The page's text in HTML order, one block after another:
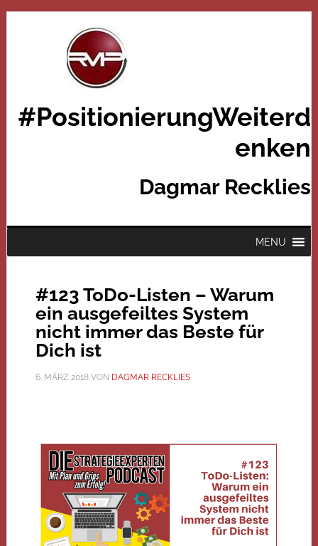
#PositionierungWeiterd
enken
Dagmar Recklies
MENU
#123 ToDo-Listen – Warum
ein ausgefeiltes System
nicht immer das Beste für
Dich ist
6. MÄRZ 2018VON DAGMAR RECKLIES